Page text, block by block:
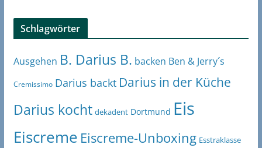
Schlagwörter
Ausgehen B. Darius B. backen Ben & Jerry´s
Cremissimo Darius backt Darius in der Küche
Darius kocht dekadent Dortmund Eis
Eiscreme Eiscreme-Unboxing Esstraklasse